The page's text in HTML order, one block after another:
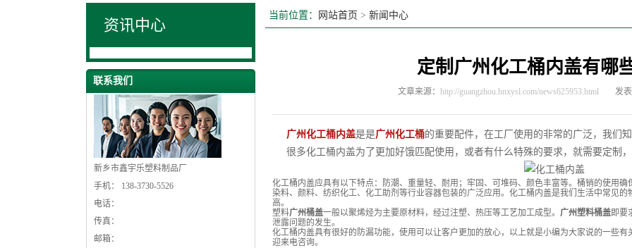
资讯中心
联系我们
新乡市鑫宇乐塑料制品厂
手机： 138-3730-5526
电话：
传真：
邮箱：
当前位置： 网站首页 > 新闻中心
定制广州化工桶内盖有哪
文章来源： http://guangzhou.hnxysl.com/news625953.html 发
广州化工桶内盖是是广州化工桶的重要配件，在工厂使用的非常的广泛，我们
很多化工桶内盖为了更加好饿匹配使用，或者有什么特殊的要求，就需要定制
化工桶内盖应具有以下特点：防潮、重量轻、耐用；牢固、可堆码、颜色丰富等。桶销的使用
染料、颜料、纺织化工、化工助剂等行业容器包装的广泛应用。化工桶内盖是我们生活中常见
高。
塑料广州桶盖一般以聚烯烃为主要原材料，经过注塑、热压等工艺加工成型。 广州塑料桶盖即要
泄露问题的发生。
化工桶内盖具有很好的防漏功能，使用可以让客户更加的放心，以上就是小编为大家说的一些
迎来电咨询。